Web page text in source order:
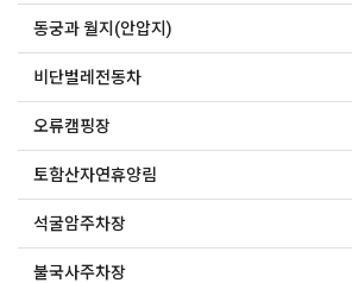
동궁과 월지(안압지)
비단벌레전동차
오류캠핑장
토함산자연휴양림
석굴암주차장
불국사주차장